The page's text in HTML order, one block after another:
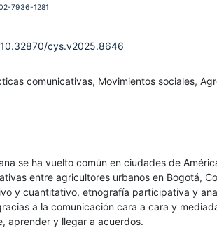
7936-1281
cys.v2025.8646
comunicativas, Movimientos sociales,
se ha vuelto común en ciudades de
entre agricultores urbanos en Bogotá,
y cuantitativo, etnografía participativa y
a la comunicación cara a cara y
aprender y llegar a acuerdos.